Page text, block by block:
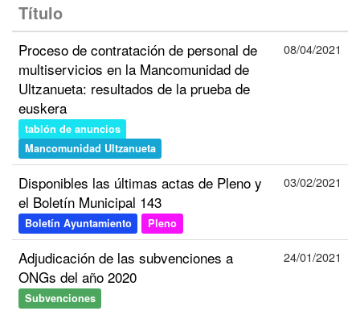
Título
Proceso de contratación de personal de
multiservicios en la Mancomunidad de
Ultzanueta: resultados de la prueba de
euskera
tablón de anuncios
Mancomunidad Ultzanueta
08/04/2021
Disponibles las últimas actas de Pleno y
el Boletín Municipal 143
Boletín Ayuntamiento Pleno
03/02/2021
Adjudicación de las subvenciones a
ONGs del año 2020
Subvenciones
24/01/2021